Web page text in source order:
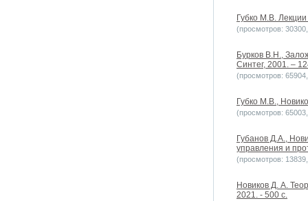
Губко М.В.
(просмотров:
Бурков В.Н.,
Синтег, 2001. –
(просмотров:
Губко М.В.,
(просмотров:
Губанов Д.А.,
управления и
(просмотров:
Новиков Д. А.
2021. - 500 с.